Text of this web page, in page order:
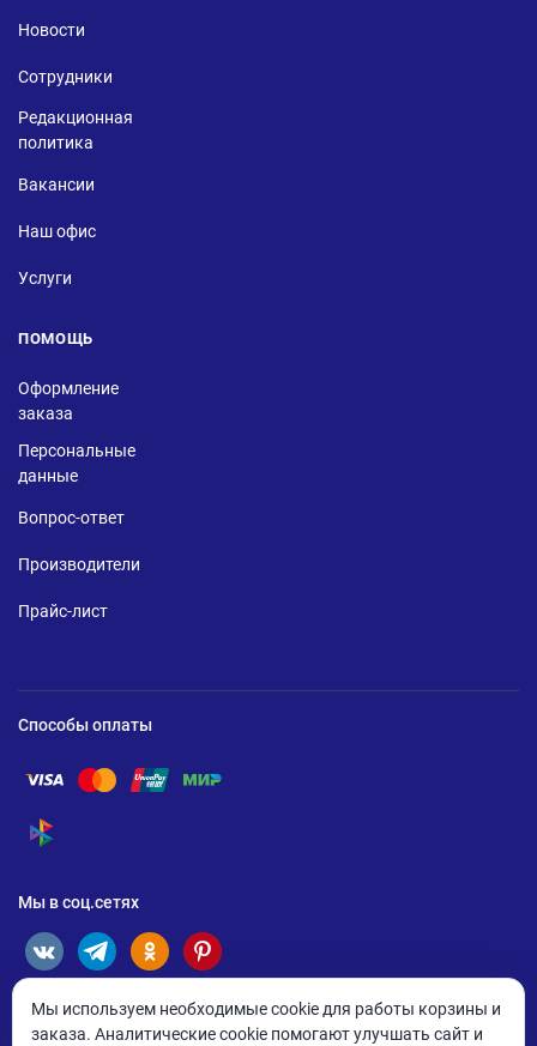
Новости
Сотрудники
Редакционная
политика
Вакансии
Наш офис
Услуги
ПОМОЩЬ
Оформление
заказа
Персональные
данные
Вопрос-ответ
Производители
Прайс-лист
Способы оплаты
Помощь по оплате Visa
Помощь по оплате Mastercard
Помощь по оплате UnionPay
Помощь по оплате Мир
Помощь по оплате СБП
Мы в соц.сетях
Мы используем необходимые cookie для работы корзины и
заказа. Аналитические cookie помогают улучшать сайт и